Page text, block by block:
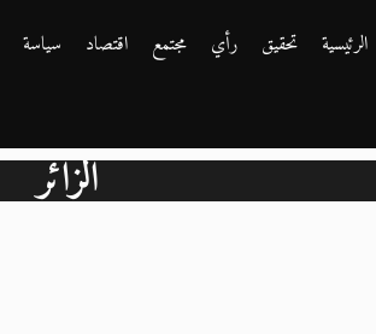
الرئيسية تحقيق رأي مجتمع اقتصاد سياسة
الزائر